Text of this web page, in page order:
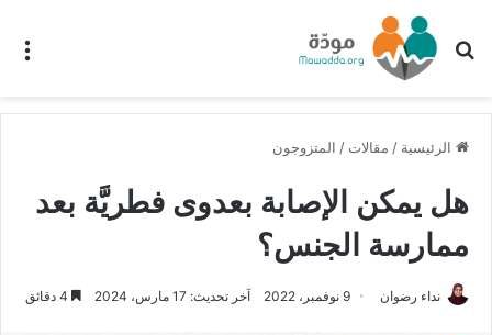
بحث عن
الرئيسية / مقالات / المتزوجون
هل يمكن الإصابة بعدوى فطريَّة بعد
ممارسة الجنس؟
نداء رضوان 9 نوفمبر، 2022 آخر تحديث: 17 مارس، 2024